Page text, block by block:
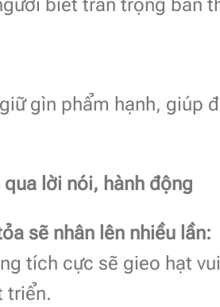
biết trân trọng bản
gìn phẩm hạnh, giúp
lời nói, hành động
sẽ nhân lên nhiều lần:
tích cực sẽ gieo hạt
triển.